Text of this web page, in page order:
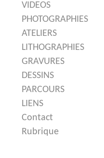
VIDEOS
PHOTOGRAPHIES
ATELIERS
LITHOGRAPHIES
GRAVURES
DESSINS
PARCOURS
LIENS
Contact
Rubrique